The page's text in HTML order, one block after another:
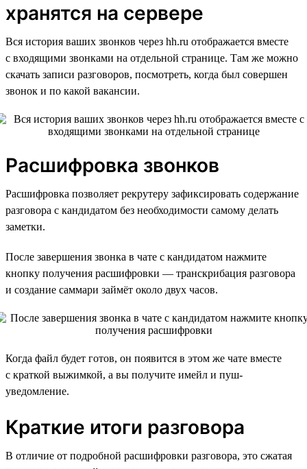
хранятся на сервере
Вся история ваших звонков через hh.ru отображается вместе
с входящими звонками на отдельной странице. Там же можно
скачать записи разговоров, посмотреть, когда был совершен
звонок и по какой вакансии.
Расшифровка звонков
Расшифровка позволяет рекрутеру зафиксировать содержание
разговора с кандидатом без необходимости самому делать
заметки.
После завершения звонка в чате с кандидатом нажмите
кнопку получения расшифровки — транскрибация разговора
и создание саммари займёт около двух часов.
Когда файл будет готов, он появится в этом же чате вместе
с краткой выжимкой, а вы получите имейл и пуш-
уведомление.
Краткие итоги разговора
В отличие от подробной расшифровки разговора, это сжатая